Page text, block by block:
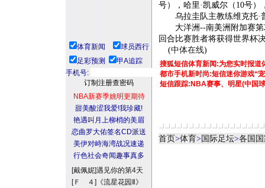
体育新闻
球员西行
足彩预测
甲A追踪
手机号:
NBA新赛季姚明更期待
甜美酸涩我爱!我珍藏!
艳遇叫月上柳梢的美眉
恋曲罗大佑签名CD派送
美伊对峙海湾战况速递
行色社会奇闻趣事真多
[戴佩妮]遇见你的第4天
[Ｆ ４] 《流星花园Ⅱ》
号），哈里·凯威尔（10号）
乌拉圭队主教练维克托·
大洋洲--南美洲附加赛第2
回合比赛胜者将获得世界杯
(中体在线)
搜狐短信体育新闻:为您实时报道
都市手机新时尚:短信迷你游戏“
短信跟踪:NBA赛事、明星(中国
首页>体育> 国际足坛>各国